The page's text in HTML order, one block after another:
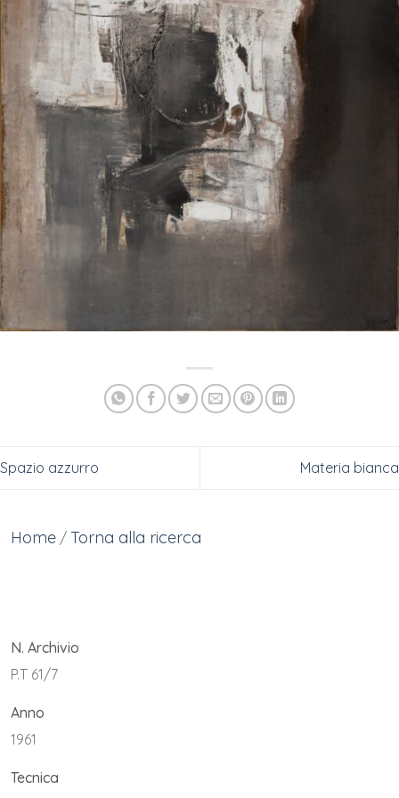
Spazio azzurro Materia bianca
Home / Torna alla ricerca
N. Archivio
P.T 61/7
Anno
1961
Tecnica